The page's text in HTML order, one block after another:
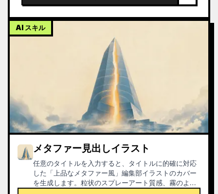
AI スキル
メタファー見出しイラスト
任意のタイトルを入力すると、タイトルに的確に対応
した「上品なメタファー風」編集部イラストのカバー
を生成します。粒状のスプレーアート質感、霧のよう